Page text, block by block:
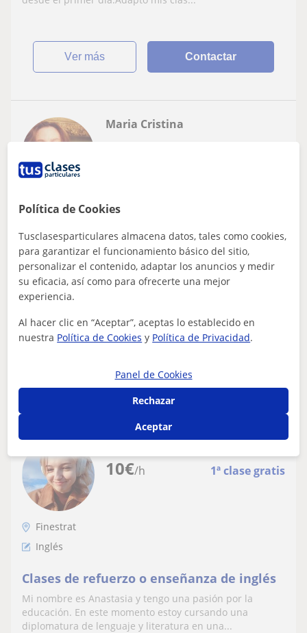
ver más Contactar
Maria Cristina
Villajoyosa
LICENCIADA EN VETERINARIA Y PROFESORA
NATIVA DE INGLÉS Y FRANCÉS
PROFESORA NATIVA DE INGLÉS Y FRANCÉS A DOMICILIO,
VETERINARIA. PERSONA ATENTA,TRABAJADORA Y...
Contactar
10€/h 1ª clase gratis
Finestrat
Inglés
Clases de refuerzo o enseñanza de inglés
Mi nombre es Anastasia y tengo una pasión por la
educación. En este momento estoy cursando una
diplomatura de lenguaje y literatura en una...
Política de Cookies
Tusclasesparticulares almacena datos, tales como cookies,
para garantizar el funcionamiento básico del sitio,
personalizar el contenido, adaptar los anuncios y medir
su eficacia, así como para ofrecerte una mejor
experiencia.
Al hacer clic en “Aceptar”, aceptas lo establecido en
nuestra Política de Cookies y Política de Privacidad.
Panel de Cookies
Rechazar
Aceptar